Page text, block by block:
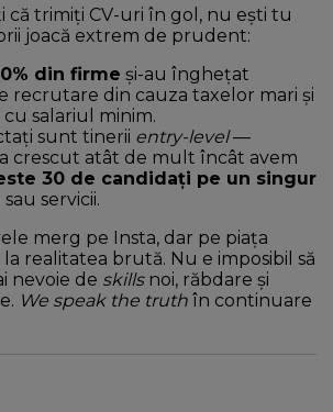
că trimiți CV-uri în gol, nu ești tu
joacă extrem de prudent:
din firme și-au înghețat
recrutare din cauza taxelor mari și
salariul minim.
sunt tinerii entry-level—
crescut atât de mult încât avem
30 de candidați pe un singur
servicii.
merg pe Insta, dar pe piața
realitatea brută. Nu e imposibil să
nevoie de skillsnoi, răbdare și
We speak the truth în continuare